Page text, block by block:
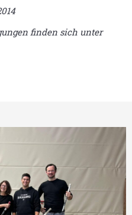
finden sich unter